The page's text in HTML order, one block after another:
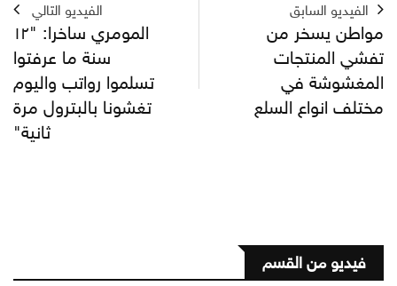
الفيديو السابق
مواطن يسخر من
تفشي المنتجات
المغشوشة في
مختلف انواع السلع
الفيديو التالي
المومري ساخرا: "١٢
سنة ما عرفتوا
تسلموا رواتب واليوم
تغشونا بالبترول مرة
ثانية"
فيديو من القسم